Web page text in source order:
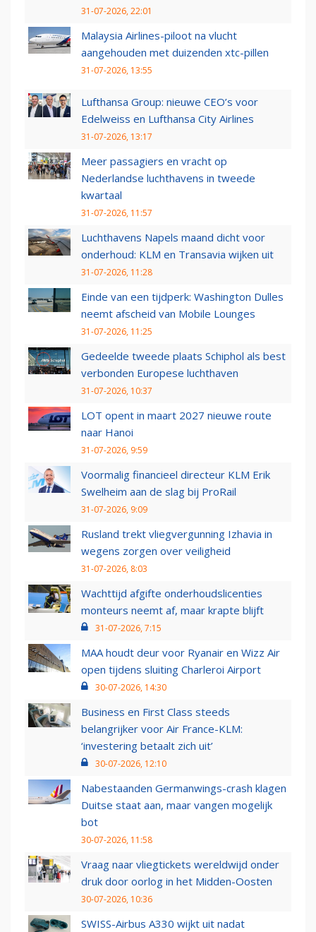
31-07-2026, 22:01
Malaysia Airlines-piloot na vlucht
aangehouden met duizenden xtc-pillen
31-07-2026, 13:55
Lufthansa Group: nieuwe CEO’s voor
Edelweiss en Lufthansa City Airlines
31-07-2026, 13:17
Meer passagiers en vracht op
Nederlandse luchthavens in tweede
kwartaal
31-07-2026, 11:57
Luchthavens Napels maand dicht voor
onderhoud: KLM en Transavia wijken uit
31-07-2026, 11:28
Einde van een tijdperk: Washington Dulles
neemt afscheid van Mobile Lounges
31-07-2026, 11:25
Gedeelde tweede plaats Schiphol als best
verbonden Europese luchthaven
31-07-2026, 10:37
LOT opent in maart 2027 nieuwe route
naar Hanoi
31-07-2026, 9:59
Voormalig financieel directeur KLM Erik
Swelheim aan de slag bij ProRail
31-07-2026, 9:09
Rusland trekt vliegvergunning Izhavia in
wegens zorgen over veiligheid
31-07-2026, 8:03
Wachttijd afgifte onderhoudslicenties
monteurs neemt af, maar krapte blijft
31-07-2026, 7:15
MAA houdt deur voor Ryanair en Wizz Air
open tijdens sluiting Charleroi Airport
30-07-2026, 14:30
Business en First Class steeds
belangrijker voor Air France-KLM:
‘investering betaalt zich uit’
30-07-2026, 12:10
Nabestaanden Germanwings-crash klagen
Duitse staat aan, maar vangen mogelijk
bot
30-07-2026, 11:58
Vraag naar vliegtickets wereldwijd onder
druk door oorlog in het Midden-Oosten
30-07-2026, 10:36
SWISS-Airbus A330 wijkt uit nadat